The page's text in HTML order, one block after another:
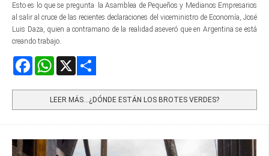
Esto es lo que se pregunta la Asamblea de Pequeños y Medianos Empresarios
al salir al cruce de las recientes declaraciones del viceministro de Economía, José
Luis Daza, quien a contramano de la realidad aseveró que en Argentina se está
creando trabajo.
FacebookWhatsApp
LEER MÁS…¿DÓNDE ESTÁN LOS BROTES VERDES?